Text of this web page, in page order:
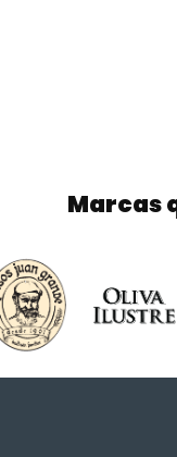
Marcas